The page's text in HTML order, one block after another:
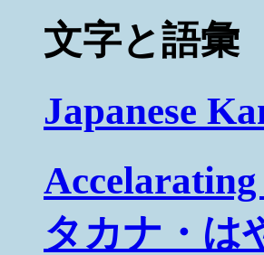
文字と語彙
Japanese
タカナ・は